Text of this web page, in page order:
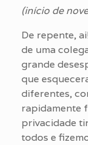
(início de
De repente,
de uma
grande
que
diferentes,
rapidamente
privacidade
todos e